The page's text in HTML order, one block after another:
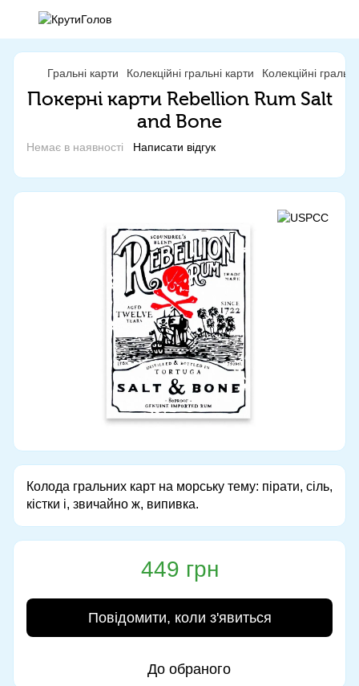
Гральні карти Колекційні гральні карти Колекційні
Покерні карти Rebellion Rum Salt
and Bone
Немає в наявності Написати відгук
Колода гральних карт на морську тему: пірати, сіль,
кістки і, звичайно ж, випивка.
449 грн
Повідомити, коли з'явиться
До обраного